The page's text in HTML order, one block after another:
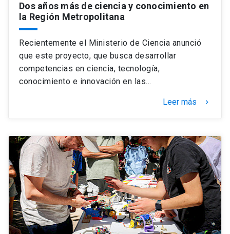
Dos años más de ciencia y conocimiento en
la Región Metropolitana
Recientemente el Ministerio de Ciencia anunció
que este proyecto, que busca desarrollar
competencias en ciencia, tecnología,
conocimiento e innovación en las…
Leer más keyboard_arrow_right